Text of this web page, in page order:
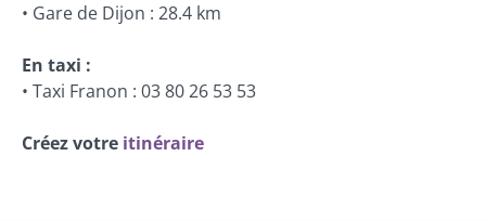
• Gare de Dijon : 28.4 km
En taxi :
• Taxi Franon : 03 80 26 53 53
Créez votre itinéraire